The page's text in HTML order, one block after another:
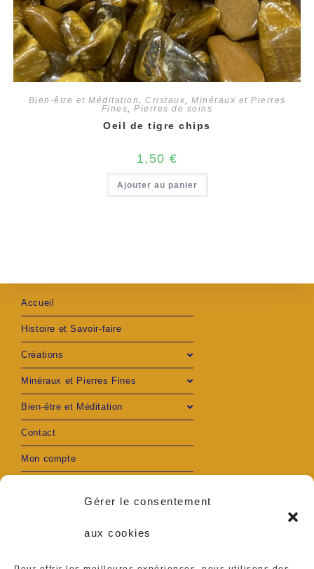
Gérer le consentement
aux cookies
Bien-être et Méditation, Cristaux, Minéraux et Pierres
Fines,Pierres de soins
Oeil de tigre chips
1,50 €
Ajouter au panier
Accueil
Histoire et Savoir-faire
Créations
Minéraux et Pierres Fines
Bien-être et Méditation
Contact
Mon compte
Adresse :